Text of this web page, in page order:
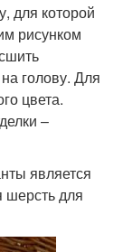
для которой
рисунком
голову. Для
цвета.
–
является
шерсть для